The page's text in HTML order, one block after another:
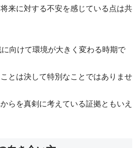
来に対する不安を感じている点は共
向けて環境が大きく変わる時期で
とは決して特別なことではありませ
らを真剣に考えている証拠ともいえ